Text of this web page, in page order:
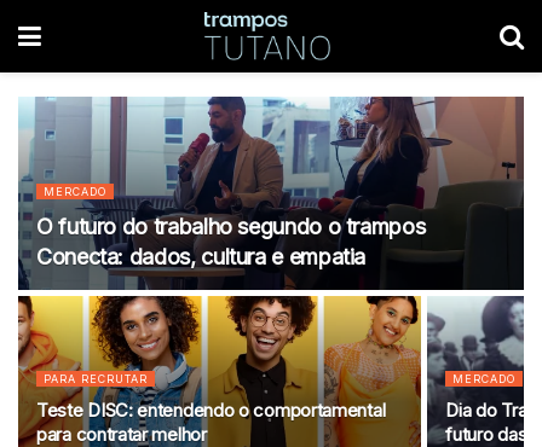
MERCADO
O futuro do trabalho segundo o trampos
Conecta: dados, cultura e empatia
PARA RECRUTAR
Teste DISC: entendendo o comportamental
para contratar melhor
MERCADO
Dia do
futuro das